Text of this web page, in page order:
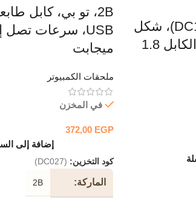
2B، تو بي، كابل (DC163)، شكل
دائري، HDMI، طول الكابل 1.8
ميجابت
ملحقات الكمبيوتر
في المخزن
372,00 EGP
إضافة إلى
كود التخزين: (DC027)
الماركة 2B